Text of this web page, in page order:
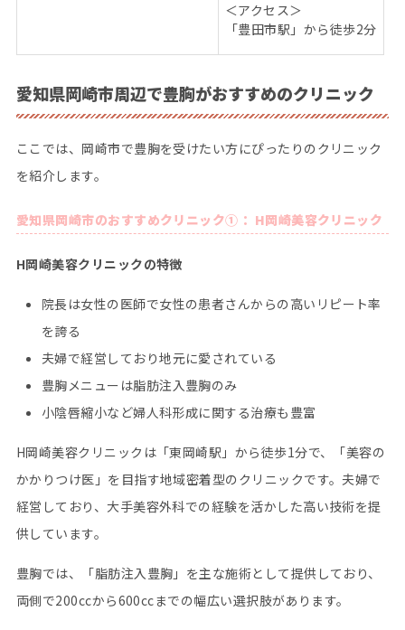
＜アクセス＞
「豊田市駅」から徒歩2分
愛知県岡崎市周辺で豊胸がおすすめのクリニック
ここでは、岡崎市で豊胸を受けたい方にぴったりのクリニック
を紹介します。
愛知県岡崎市のおすすめクリニック①： H岡崎美容クリニック
H岡崎美容クリニックの特徴
院長は女性の医師で女性の患者さんからの高いリピート率
を誇る
夫婦で経営しており地元に愛されている
豊胸メニューは脂肪注入豊胸のみ
小陰唇縮小など婦人科形成に関する治療も豊富
H岡崎美容クリニックは「東岡崎駅」から徒歩1分で、「美容の
かかりつけ医」を目指す地域密着型のクリニックです。夫婦で
経営しており、大手美容外科での経験を活かした高い技術を提
供しています。
豊胸では、「脂肪注入豊胸」を主な施術として提供しており、
両側で200ccから600ccまでの幅広い選択肢があります。